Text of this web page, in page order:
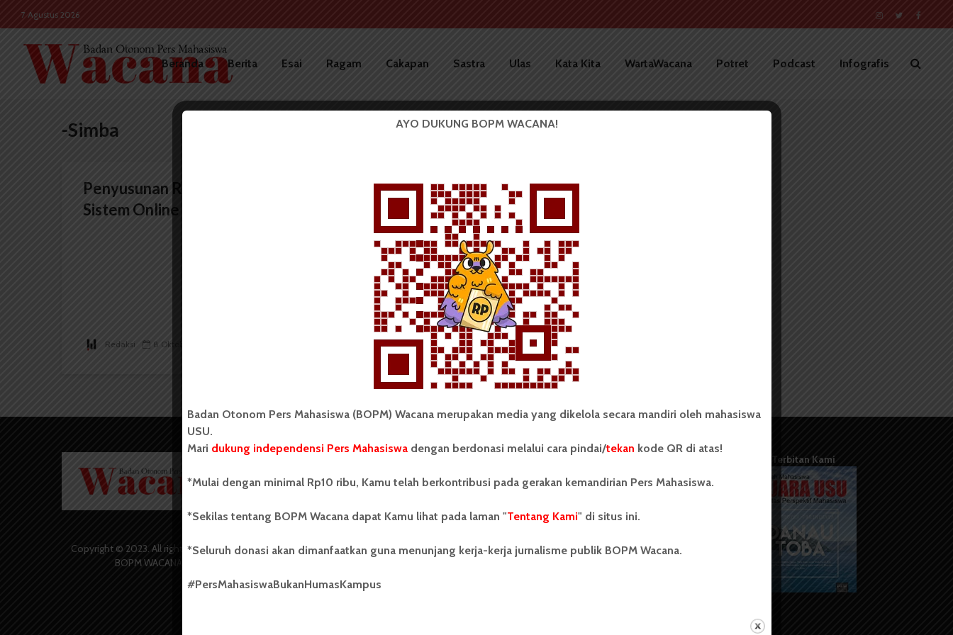
7 Agustus 2026
Beranda Berita Esai Ragam Cakapan Sastra Ulas Kata Kita WartaWacana Potret Podcast Infografis
-Simba
Penyusunan RKA 2016 Pakai
Sistem Online
Redaksi 8 Oktober 2015
Copyright © 2023. All rights reserved
BOPM WACANA.
Badan Otonom Pers Mahasiswa (BOPM)
yang berdiri di luar kampus dan dikelola
Universitas Sumatera Utara (USU).
salah satu Unit Kegiatan Mahasiswa
(UKM) di Universitas Sumatera Utara
USU yang berdiri pada 1 Juli 1995.
Kontribusi
Info Iklan
Pedoman Media Siber
Terbitan Kami
AYO DUKUNG BOPM WACANA!
Badan Otonom Pers Mahasiswa (BOPM) Wacana merupakan media yang dikelola secara mandiri oleh mahasiswa
USU.
Mari dukung independensi Pers Mahasiswadengan berdonasi melalui cara pindai/tekan kode QR di atas!
*Mulai dengan minimal Rp10 ribu, Kamu telah berkontribusi pada gerakan kemandirian Pers Mahasiswa.
*Sekilas tentang BOPM Wacana dapat Kamu lihat pada laman "Tentang Kami" di situs ini.
*Seluruh donasi akan dimanfaatkan guna menunjang kerja-kerja jurnalisme publik BOPM Wacana.
#PersMahasiswaBukanHumasKampus